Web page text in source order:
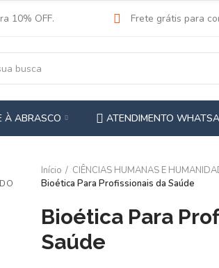
10% OFF. Frete grátis para
À ABRASCO ATENDIMENTO
Início CIÊNCIAS HUMANAS E
Bioética Para Profissionais da Saúde
Bioética Para
Saúde